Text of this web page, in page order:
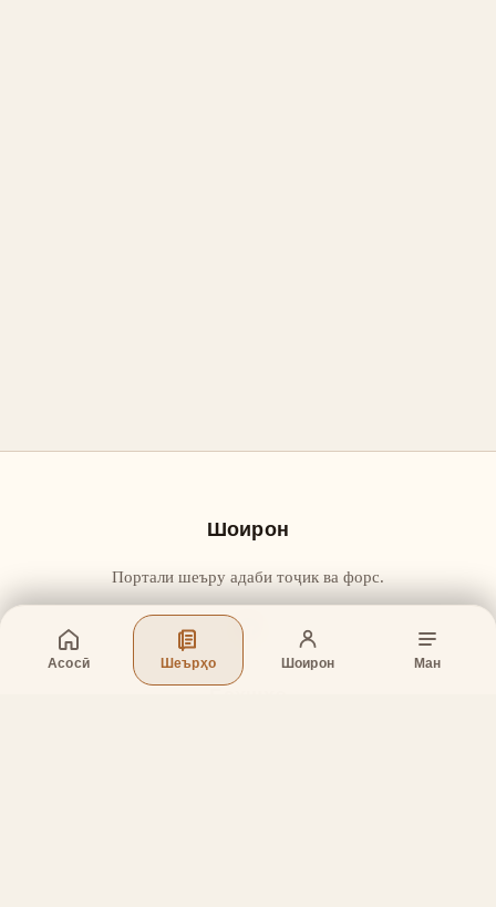
Асосӣ Шеърҳо Шоирон Ман
Шоирон
Портали шеъру адаби тоҷик ва форс.